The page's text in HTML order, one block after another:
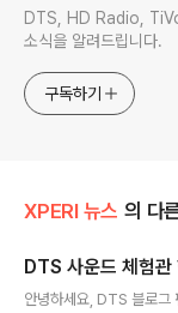
DTS, HD Radio,
소식을 알려드립니다.
구독하기
XPERI 뉴스 의 다
DTS 사운드 체험관
안녕하세요, DTS 블로그